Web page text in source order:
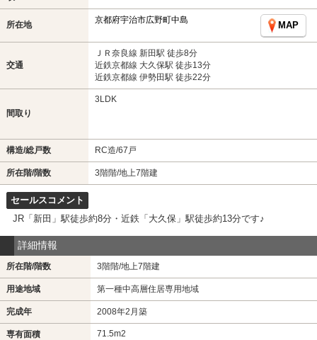
所在地 京都府宇治市広野町中島
MAP
交通
ＪＲ奈良線 新田駅 徒歩8分
近鉄京都線 大久保駅 徒歩13分
近鉄京都線 伊勢田駅 徒歩22分
間取り
3LDK
構造/総戸数 RC造/67戸
所在階/階数 3階階/地上7階建
セールスコメント
JR「新田」駅徒歩約8分・近鉄「大久保」駅徒歩約13分です♪
詳細情報
所在階/階数 3階階/地上7階建
用途地域 第一種中高層住居専用地域
完成年 2008年2月築
専有面積 71.5m2